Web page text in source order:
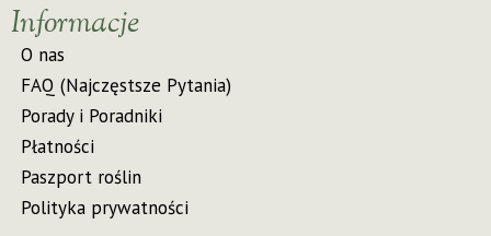
Informacje
O nas
FAQ (Najczęstsze Pytania)
Porady i Poradniki
Płatności
Paszport roślin
Polityka prywatności